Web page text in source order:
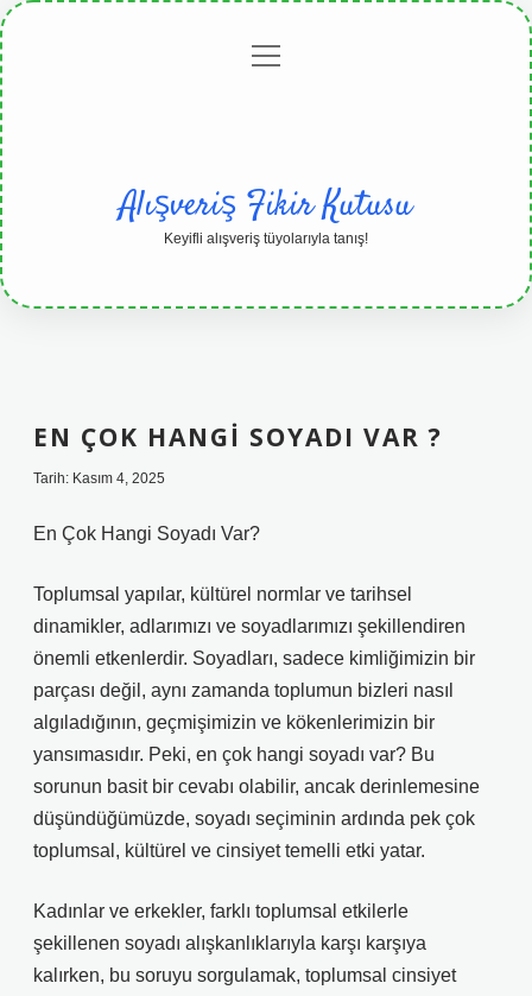
Gizlilikmenüyü
Alışveriş Fikir Kutusu
Keyifli alışveriş tüyolarıyla tanış!
EN ÇOK HANGI SOYADI VAR ?
Tarih: Kasım 4, 2025
En Çok Hangi Soyadı Var?
Toplumsal yapılar, kültürel normlar ve tarihsel
dinamikler, adlarımızı ve soyadlarımızı şekillendiren
önemli etkenlerdir. Soyadları, sadece kimliğimizin bir
parçası değil, aynı zamanda toplumun bizleri nasıl
algıladığının, geçmişimizin ve kökenlerimizin bir
yansımasıdır. Peki, en çok hangi soyadı var? Bu
sorunun basit bir cevabı olabilir, ancak derinlemesine
düşündüğümüzde, soyadı seçiminin ardında pek çok
toplumsal, kültürel ve cinsiyet temelli etki yatar.
Kadınlar ve erkekler, farklı toplumsal etkilerle
şekillenen soyadı alışkanlıklarıyla karşı karşıya
kalırken, bu soruyu sorgulamak, toplumsal cinsiyet